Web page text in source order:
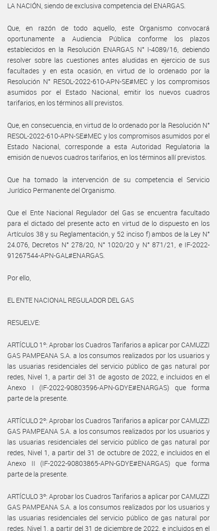
LA NACIÓN, siendo de exclusiva competencia del ENARGAS.
Que, en razón de todo aquello, este Organismo convocará
oportunamente a Audiencia Pública conforme los plazos
establecidos en la Resolución ENARGAS N° I-4089/16, debiendo
resolver sobre las cuestiones antes aludidas en ejercicio de sus
facultades y en esta ocasión, en virtud de lo ordenado por la
Resolución N° RESOL-2022-610-APN-SE#MEC y los compromisos
asumidos por el Estado Nacional, emitir los nuevos cuadros
tarifarios, en los términos allí previstos.
Que, en consecuencia, en virtud de lo ordenado por la Resolución N°
RESOL-2022-610-APN-SE#MEC y los compromisos asumidos por el
Estado Nacional, corresponde a esta Autoridad Regulatoria la
emisión de nuevos cuadros tarifarios, en los términos allí previstos.
Que ha tomado la intervención de su competencia el Servicio
Jurídico Permanente del Organismo.
Que el Ente Nacional Regulador del Gas se encuentra facultado
para el dictado del presente acto en virtud de lo dispuesto en los
Artículos 38 y su Reglamentación, y 52 inciso f) ambos de la Ley N°
24.076, Decretos N° 278/20, N° 1020/20 y N° 871/21, e IF-2022-
91267544-APN-GAL#ENARGAS.
Por ello,
EL ENTE NACIONAL REGULADOR DEL GAS
RESUELVE:
ARTÍCULO 1º: Aprobar los Cuadros Tarifarios a aplicar por CAMUZZI
GAS PAMPEANA S.A. a los consumos realizados por los usuarios y
las usuarias residenciales del servicio público de gas natural por
redes, Nivel 1, a partir del 31 de agosto de 2022, e incluidos en el
Anexo I (IF-2022-90803596-APN-GDYE#ENARGAS) que forma
parte de la presente.
ARTÍCULO 2º: Aprobar los Cuadros Tarifarios a aplicar por CAMUZZI
GAS PAMPEANA S.A. a los consumos realizados por los usuarios y
las usuarias residenciales del servicio público de gas natural por
redes, Nivel 1, a partir del 31 de octubre de 2022, e incluidos en el
Anexo II (IF-2022-90803865-APN-GDYE#ENARGAS) que forma
parte de la presente.
ARTÍCULO 3º: Aprobar los Cuadros Tarifarios a aplicar por CAMUZZI
GAS PAMPEANA S.A. a los consumos realizados por los usuarios y
las usuarias residenciales del servicio público de gas natural por
redes, Nivel 1, a partir del 31 de diciembre de 2022, e incluidos en el